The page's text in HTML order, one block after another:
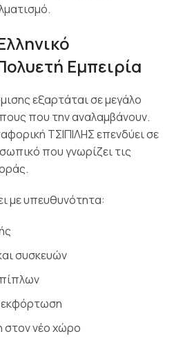
Εμπειρία
εξαρτάται σε μεγάλο
που την αναλαμβάνουν.
ΤΣΙΠΙΛΗΣ επενδύει σε
που γνωρίζει τις
με υπευθυνότητα:
συσκευών
νέο χώρο